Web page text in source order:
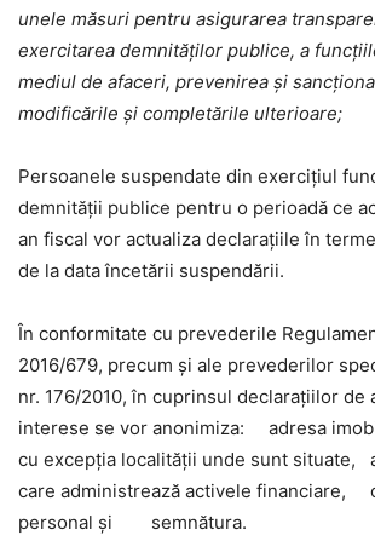
unele măsuri pentru asigurarea
exercitarea demnităţilor publice, a
mediul de afaceri, prevenirea şi
modificările şi completările ulterioare;
Persoanele suspendate din exerciţiul
demnităţii publice pentru o perioadă ce
an fiscal vor actualiza declaraţiile în
de la data încetării suspendării.
În conformitate cu prevederile
2016/679, precum și ale prevederilor
nr. 176/2010, în cuprinsul declarațiilor de
interese se vor anonimiza: adresa
cu excepţia localităţii unde sunt situate,
care administrează activele financiare,
personal și semnătura.